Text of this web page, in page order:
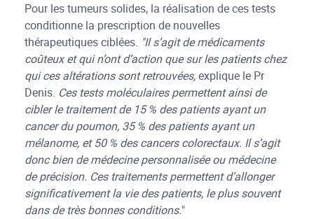
Pour les tumeurs solides, la réalisation de ces tests
conditionne la prescription de nouvelles
thérapeutiques ciblées. "Il s’agit de médicaments
coûteux et qui n’ont d’action que sur les patients chez
qui ces altérations sont retrouvées,explique le Pr
Denis. Ces tests moléculaires permettent ainsi de
cibler le traitement de 15 % des patients ayant un
cancer du poumon, 35 % des patients ayant un
mélanome, et 50 % des cancers colorectaux. Il s’agit
donc bien de médecine personnalisée ou médecine
de précision. Ces traitements permettent d’allonger
significativement la vie des patients, le plus souvent
dans de très bonnes conditions."